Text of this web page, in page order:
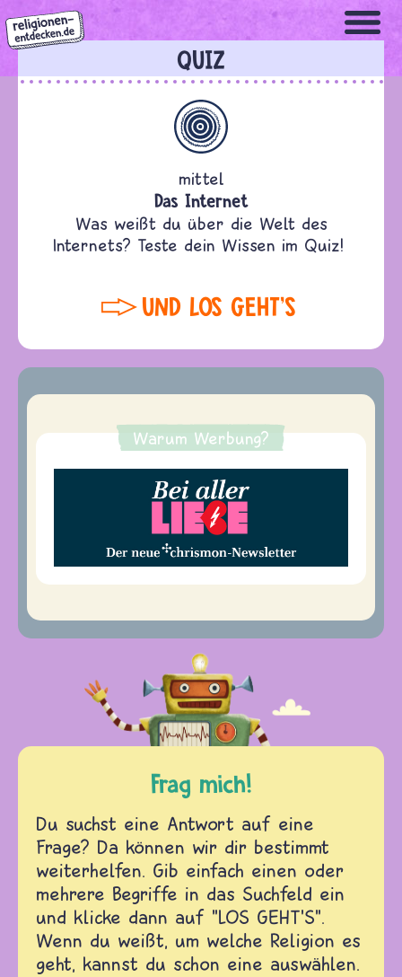
Direkt
zum
Inhalt
QUIZ
mittel
Das Internet
Was weißt du über die Welt des
Internets? Teste dein Wissen im Quiz!
Warum Werbung?
Frag mich!
Du suchst eine Antwort auf eine
Frage? Da können wir dir bestimmt
weiterhelfen. Gib einfach einen oder
mehrere Begriffe in das Suchfeld ein
und klicke dann auf "LOS GEHT'S".
Wenn du weißt, um welche Religion es
geht, kannst du schon eine auswählen.